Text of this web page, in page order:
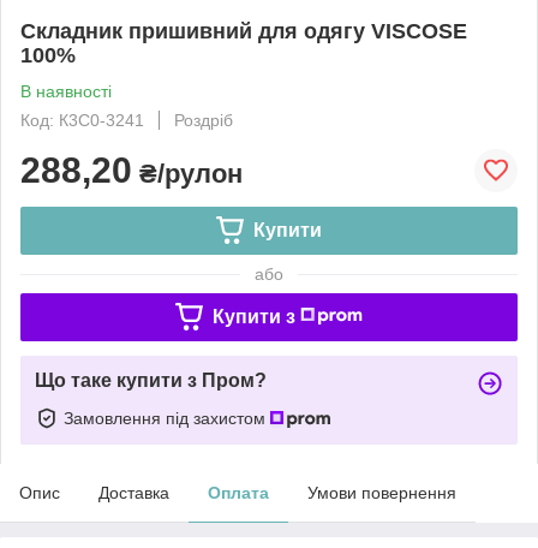
Складник пришивний для одягу VISCOSE
100%
В наявності
Код: К3С0-3241
Роздріб
288,20 ₴/рулон
Купити
або
Купити з
Що таке купити з Пром?
Замовлення під захистом
Опис Доставка Оплата Умови повернення